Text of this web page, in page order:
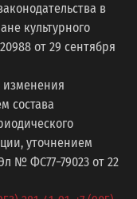
в
культурного
от 29 сентября
изменения
состава
уточнением
№ ФС77−79023 от 22